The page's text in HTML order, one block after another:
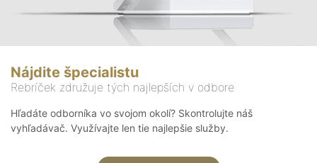
Nájdite špecialistu
Rebríček združuje tých najlepších v odbore
Hľadáte odborníka vo svojom okolí? Skontrolujte náš
vyhľadávač. Využívajte len tie najlepšie služby.